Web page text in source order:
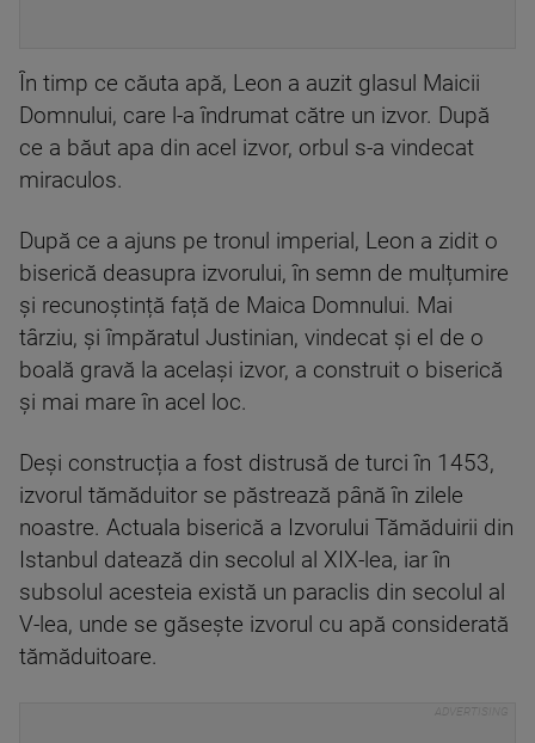
În timp ce căuta apă, Leon a auzit glasul Maicii
Domnului, care l-a îndrumat către un izvor. După
ce a băut apa din acel izvor, orbul s-a vindecat
miraculos.
După ce a ajuns pe tronul imperial, Leon a zidit o
biserică deasupra izvorului, în semn de mulțumire
și recunoștință față de Maica Domnului. Mai
târziu, și împăratul Justinian, vindecat și el de o
boală gravă la același izvor, a construit o biserică
și mai mare în acel loc.
Deși construcția a fost distrusă de turci în 1453,
izvorul tămăduitor se păstrează până în zilele
noastre. Actuala biserică a Izvorului Tămăduirii din
Istanbul datează din secolul al XIX-lea, iar în
subsolul acesteia există un paraclis din secolul al
V-lea, unde se găsește izvorul cu apă considerată
tămăduitoare.